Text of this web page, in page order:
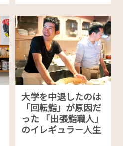
大学を中退したのは
「回転鮨」が原因だ
った 「出張鮨職人」
のイレギュラー人生